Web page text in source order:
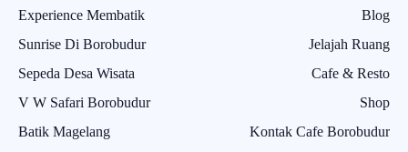
Experience Membatik
Sunrise Di Borobudur
Sepeda Desa Wisata
V W Safari Borobudur
Batik Magelang
Blog
Jelajah Ruang
Cafe & Resto
Shop
Kontak Cafe Borobudur